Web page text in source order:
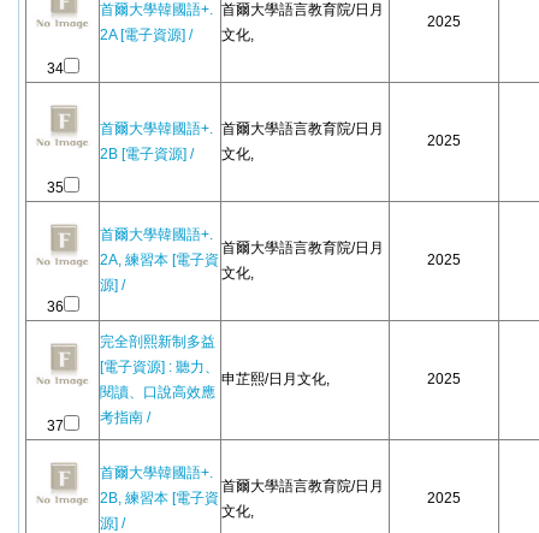
34
首爾大學韓國語+.
2A [電子資源] /
首爾大學語言教育院/日月
文化,
2025
35
首爾大學韓國語+.
2B [電子資源] /
首爾大學語言教育院/日月
文化,
2025
36
首爾大學韓國語+.
2A, 練習本 [電子資
源] /
首爾大學語言教育院/日月
文化,
2025
37
完全剖熙新制多益
[電子資源] : 聽力、
閱讀、口說高效應
考指南 /
申芷熙/日月文化, 2025
首爾大學韓國語+.
2B, 練習本 [電子資
源] /
首爾大學語言教育院/日月
文化,
2025